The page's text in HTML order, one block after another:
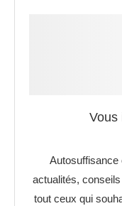
Vous
Autosuffisance
actualités,
tout ceux qui